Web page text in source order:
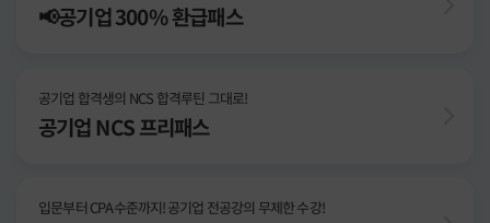
📢공기업 300% 환급패스
공기업 합격생의 NCS 합격루틴 그대로!
공기업 NCS 프리패스
입문부터 CPA수준까지! 공기업 전공강의 무제한 수강!